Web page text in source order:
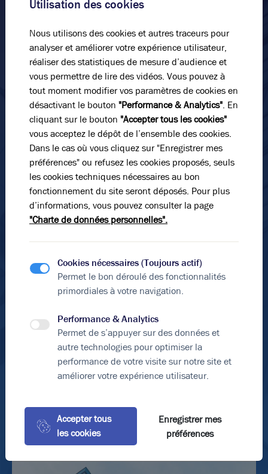
Nom*
Prénom*
E-mail*
N° de téléphone*
En soumettant ce formulaire, j'accepte que les
informations saisies soient exploitées dans le cadre de
ma demande et de la relation commerciale qui peut en
découler.
Envoyer le formulaire
Utilisation des cookies
Nous utilisons des cookies et autres traceurs pour
analyser et améliorer votre expérience utilisateur,
réaliser des statistiques de mesure d’audience et
vous permettre de lire des vidéos. Vous pouvez à
tout moment modifier vos paramètres de cookies en
désactivant le bouton "Performance & Analytics". En
cliquant sur le bouton "Accepter tous les cookies"
vous acceptez le dépôt de l’ensemble des cookies.
Dans le cas où vous cliquez sur "Enregistrer mes
préférences" ou refusez les cookies proposés, seuls
les cookies techniques nécessaires au bon
fonctionnement du site seront déposés. Pour plus
d’informations, vous pouvez consulter la page
"Charte de données personnelles".
Cookies nécessaires (Toujours actif)
Permet le bon déroulé des fonctionnalités
primordiales à votre navigation.
Performance & Analytics
Permet de s’appuyer sur des données et
autre technologies pour optimiser la
performance de votre visite sur notre site et
améliorer votre expérience utilisateur.
Accepter tous
les cookies
Enregistrer mes
préférences